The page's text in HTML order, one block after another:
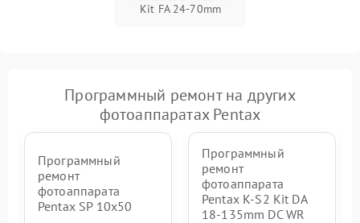
Kit FA 24-70mm
Программный ремонт на других
фотоаппаратах Pentax
Программный
ремонт
фотоаппарата
Pentax SP 10x50
Программный
ремонт
фотоаппарата
Pentax K-S2 Kit DA
18-135mm DC WR